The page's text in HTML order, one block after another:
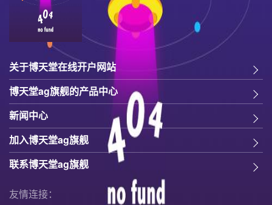
关于博天堂在线开户网站
博天堂ag旗舰的产品中心
新闻中心
加入博天堂ag旗舰
联系博天堂ag旗舰
友情连接：